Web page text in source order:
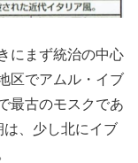
にまず統治の中心
区でアムル・イブ
最古のモスクであ
は、少し北にイブ